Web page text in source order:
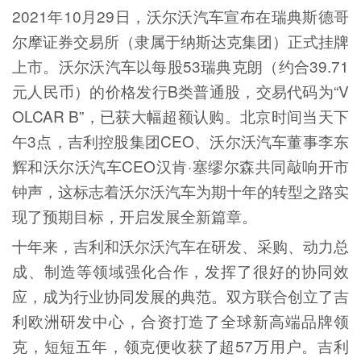
2021年10月29日，沃尔沃汽车宣布在瑞典斯德哥
尔摩证券交易所（隶属于纳斯达克集团）正式挂牌
上市。沃尔沃汽车以每股53瑞典克朗（约合39.71
元人民币）的价格发行B类普通股，交易代码为“V
OLCAR B”，已获大幅超额认购。北京时间当天下
午3点，吉利控股集团CEO、沃尔沃汽车董事李东
辉和沃尔沃汽车CEO汉肯·塞缪尔森共同敲响开市
钟声，这标志着沃尔沃汽车为期十年的转型之路实
现了预期目标，开启发展全新篇章。
十年来，吉利和沃尔沃汽车在研发、采购、动力总
成、制造等领域强化合作，发挥了很好的协同效
应，成为行业协同发展的典范。双方联合创立了吉
利欧洲研发中心，合资打造了全球新高端品牌领
克，短短五年，领克便收获了超57万用户。吉利